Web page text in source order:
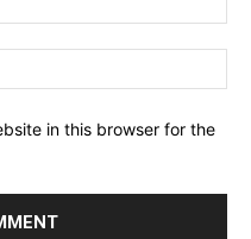
in this browser for the